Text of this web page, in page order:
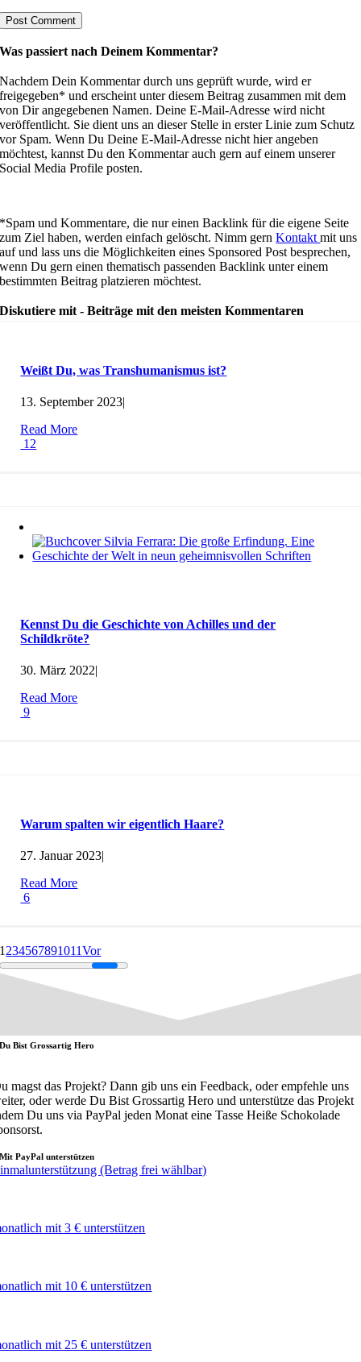
Was passiert nach Deinem Kommentar?
Nachdem Dein Kommentar durch uns geprüft wurde, wird er
freigegeben* und erscheint unter diesem Beitrag zusammen mit dem
von Dir angegebenen Namen. Deine E-Mail-Adresse wird nicht
veröffentlicht. Sie dient uns an dieser Stelle in erster Linie zum Schutz
vor Spam. Wenn Du Deine E-Mail-Adresse nicht hier angeben
möchtest, kannst Du den Kommentar auch gern auf einem unserer
Social Media Profile posten.
*Spam und Kommentare, die nur einen Backlink für die eigene Seite
zum Ziel haben, werden einfach gelöscht. Nimm gernKontaktmit uns
auf und lass uns die Möglichkeiten eines Sponsored Post besprechen,
wenn Du gern einen thematisch passenden Backlink unter einem
bestimmten Beitrag platzieren möchtest.
Diskutiere mit - Beiträge mit den meisten Kommentaren
Weißt Du, was Transhumanismus ist?
13. September 2023|
Read More
12
Kennst Du die Geschichte von Achilles und der
Schildkröte?
30. März 2022|
Read More
9
Warum spalten wir eigentlich Haare?
27. Januar 2023|
Read More
6
1 234567891011Vor
Du Bist Grossartig Hero
magst das Projekt? Dann gib uns ein Feedback, oder empfehle uns
oder werde Du Bist Grossartig Hero und unterstütze das Projekt
Du uns via PayPal jeden Monat eine Tasse Heiße Schokolade
Mit PayPal unterstützen
(Betrag frei wählbar)
mit 3 € unterstützen
mit 10 € unterstützen
mit 25 € unterstützen